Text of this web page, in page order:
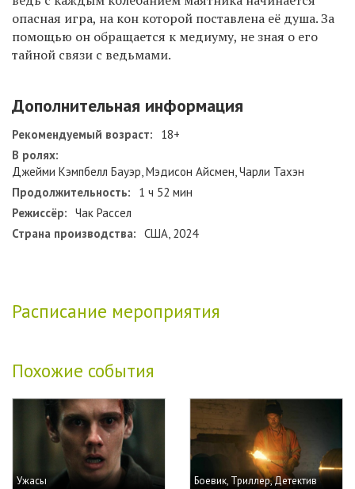
опасная игра, на кон которой поставлена её душа. За
помощью он обращается к медиуму, не зная о его
тайной связи с ведьмами.
Дополнительная информация
Рекомендуемый возраст:
18+
В ролях:
Джейми Кэмпбелл Бауэр, Мэдисон Айсмен, Чарли Тахэн
Продолжительность:
1 ч 52 мин
Режиссёр: Чак Рассел
Страна производства: США, 2024
Расписание мероприятия
Похожие события
Ужасы Боевик, Триллер, Детектив